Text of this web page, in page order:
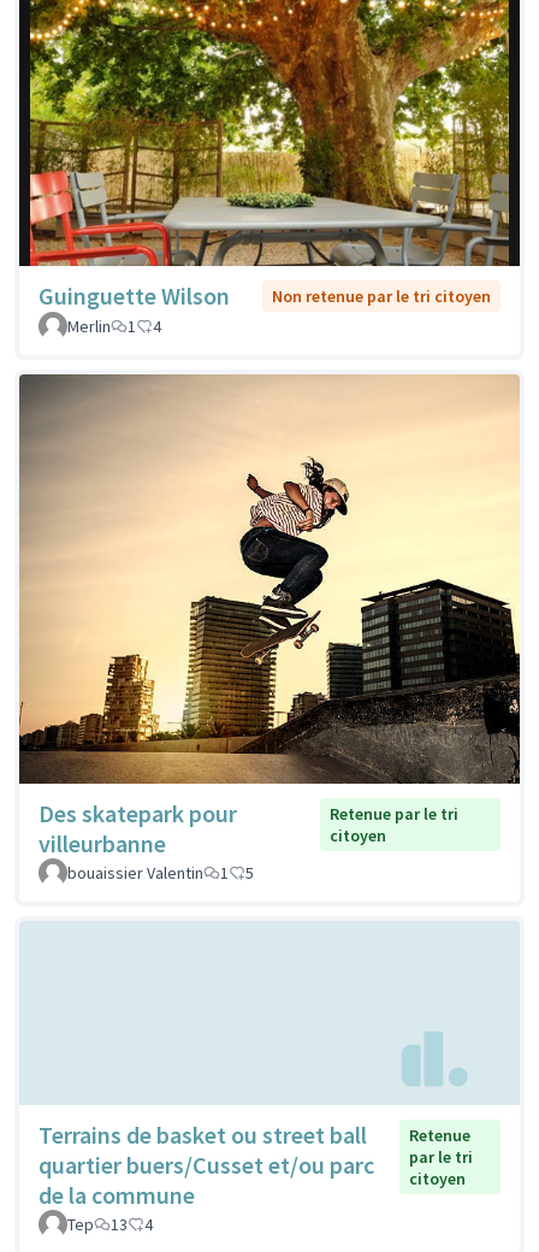
Guinguette Wilson
Non retenue par le tri citoyen
Merlin
1 4
Des skatepark pour
villeurbanne
Retenue par le tri
citoyen
bouaissier Valentin
1 5
Terrains de basket ou street ball
quartier buers/Cusset et/ou parc
de la commune
Retenue
par le tri
citoyen
Tep 13 4